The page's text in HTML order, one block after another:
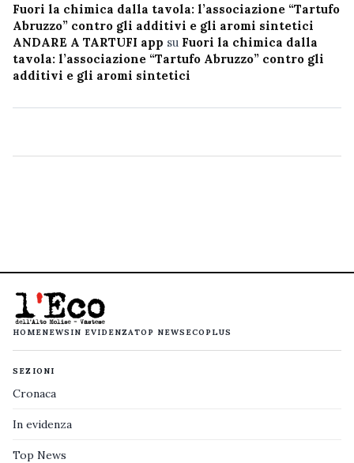
Fuori la chimica dalla tavola: l’associazione “Tartufo
Abruzzo” contro gli additivi e gli aromi sintetici
ANDARE A TARTUFI app su Fuori la chimica dalla
tavola: l’associazione “Tartufo Abruzzo” contro gli
additivi e gli aromi sintetici
HOMENEWS IN EVIDENZATOP NEWS ECOPLUS
SEZIONI
Cronaca
In evidenza
Top News